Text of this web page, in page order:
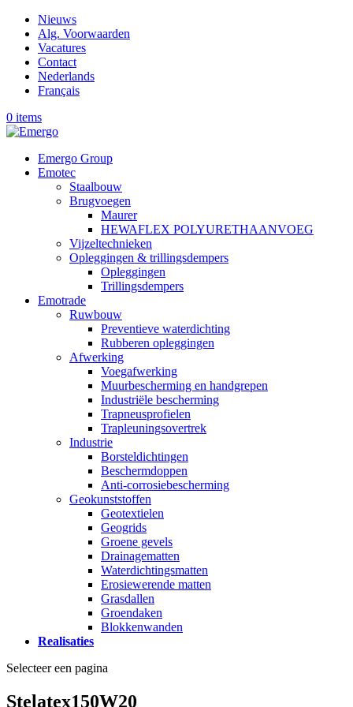
Nieuws
Alg. Voorwaarden
Vacatures
Contact
Nederlands
Français
0 items
Emergo Group
Emotec
Staalbouw
Brugvoegen
Maurer
HEWAFLEX POLYURETHAANVOEG
Vijzeltechnieken
Opleggingen & trillingsdempers
Opleggingen
Trillingsdempers
Emotrade
Ruwbouw
Preventieve waterdichting
Rubberen opleggingen
Afwerking
Voegafwerking
Muurbescherming en handgrepen
Industriële bescherming
Trapneusprofielen
Trapleuningsovertrek
Industrie
Borsteldichtingen
Beschermdoppen
Anti-corrosiebescherming
Geokunststoffen
Geotextielen
Geogrids
Groene gevels
Drainagematten
Waterdichtingsmatten
Erosiewerende matten
Grasdallen
Groendaken
Blokkenwanden
Realisaties
Selecteer een pagina
Stelatex150W20